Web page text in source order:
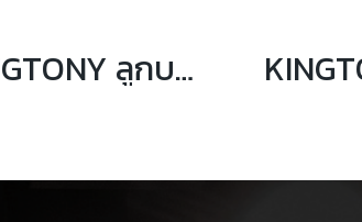
KINGTONY ลูกบล็อกถอดอ็อกซิเจนเซนเซอร์ 1/2"